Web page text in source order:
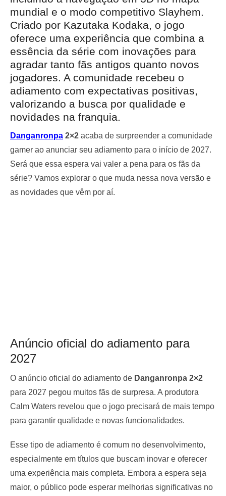
mundial e o modo competitivo Slayhem.
Criado por Kazutaka Kodaka, o jogo
oferece uma experiência que combina a
essência da série com inovações para
agradar tanto fãs antigos quanto novos
jogadores. A comunidade recebeu o
adiamento com expectativas positivas,
valorizando a busca por qualidade e
novidades na franquia.
Danganronpa 2×2 acaba de surpreender a comunidade
gamer ao anunciar seu adiamento para o início de 2027.
Será que essa espera vai valer a pena para os fãs da
série? Vamos explorar o que muda nessa nova versão e
as novidades que vêm por aí.
Anúncio oficial do adiamento para
2027
O anúncio oficial do adiamento de Danganronpa 2×2
para 2027 pegou muitos fãs de surpresa. A produtora
Calm Waters revelou que o jogo precisará de mais tempo
para garantir qualidade e novas funcionalidades.
Esse tipo de adiamento é comum no desenvolvimento,
especialmente em títulos que buscam inovar e oferecer
uma experiência mais completa. Embora a espera seja
maior, o público pode esperar melhorias significativas no